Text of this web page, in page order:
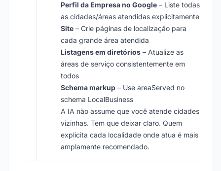
Perfil da Empresa no Google – Liste todas
as cidades/áreas atendidas explicitamente
Site – Crie páginas de localização para
cada grande área atendida
Listagens em diretórios – Atualize as
áreas de serviço consistentemente em
todos
Schema markup – Use areaServed no
schema LocalBusiness
A IA não assume que você atende cidades
vizinhas. Tem que deixar claro. Quem
explicita cada localidade onde atua é mais
amplamente recomendado.